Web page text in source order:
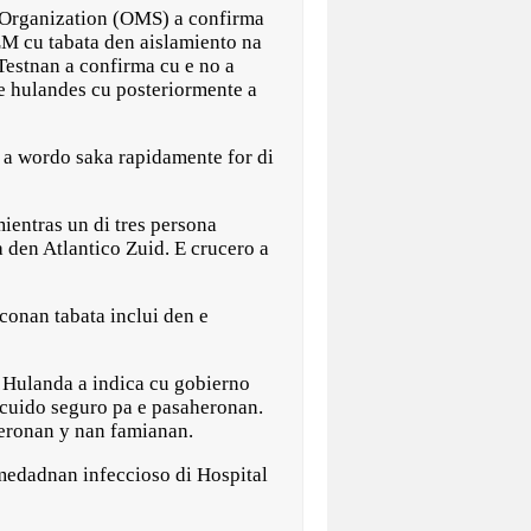
(OMS) a confirma
cu tabata den aislamiento na
a confirma cu e no a
hulandes cu posteriormente a
wordo saka rapidamente for di
un di tres persona
den Atlantico Zuid. E crucero a
tabata inclui den e
a indica cu gobierno
seguro pa e pasaheronan.
y nan famianan.
infeccioso di Hospital